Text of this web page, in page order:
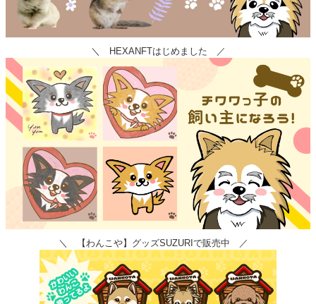
＼ HEXANFTはじめました ／
＼ 【わんこや】グッズSUZURIで販売中 ／